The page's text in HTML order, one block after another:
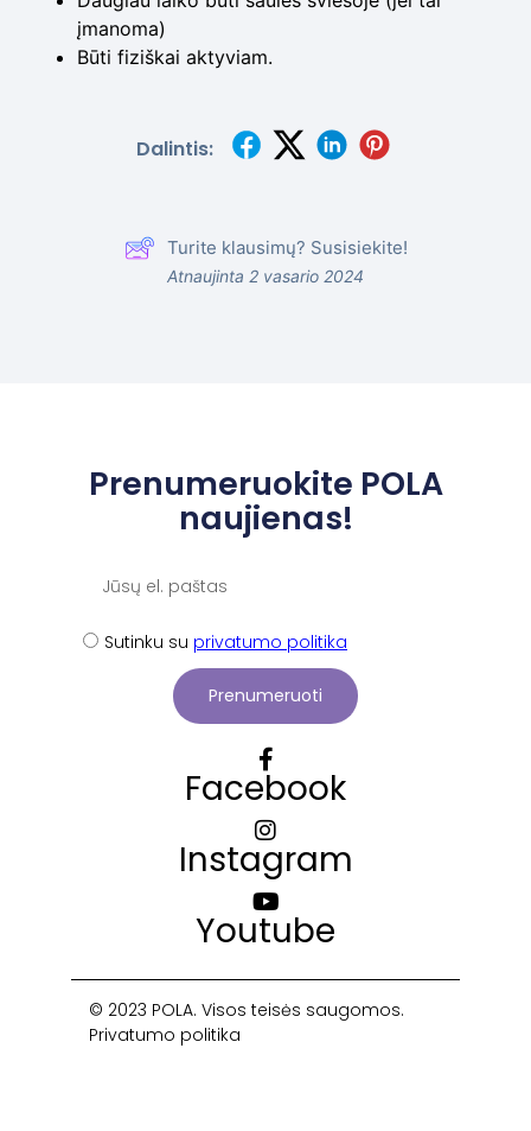
įmanoma)
Būti fiziškai aktyviam.
Dalintis:
Turite klausimų? Susisiekite!
Atnaujinta 2 vasario 2024
Prenumeruokite POLA
naujienas!
Sutinku su privatumo politika
Prenumeruoti
Facebook
Instagram
Youtube
© 2023 POLA. Visos teisės saugomos.
Privatumo politika